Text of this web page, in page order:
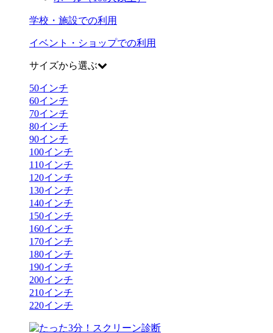
学校・施設での利用
イベント・ショップでの利用
サイズから選ぶ
50インチ
60インチ
70インチ
80インチ
90インチ
100インチ
110インチ
120インチ
130インチ
140インチ
150インチ
160インチ
170インチ
180インチ
190インチ
200インチ
210インチ
220インチ